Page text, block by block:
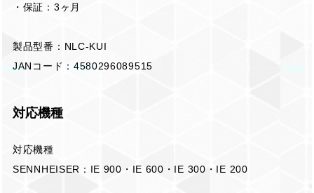
・保証：3ヶ月
製品型番：NLC-KUI
JANコード：4580296089515
対応機種
対応機種
SENNHEISER：IE 900・IE 600・IE 300・IE 200